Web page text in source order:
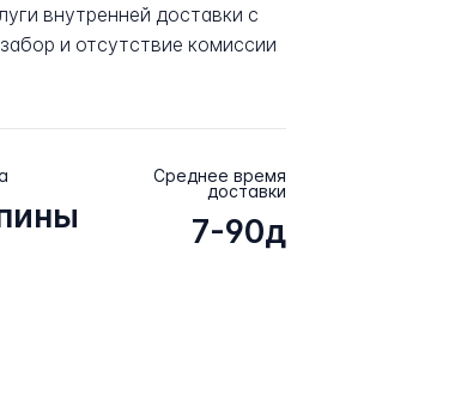
внутренней доставки с
и отсутствие комиссии
Среднее время
доставки
7-90д